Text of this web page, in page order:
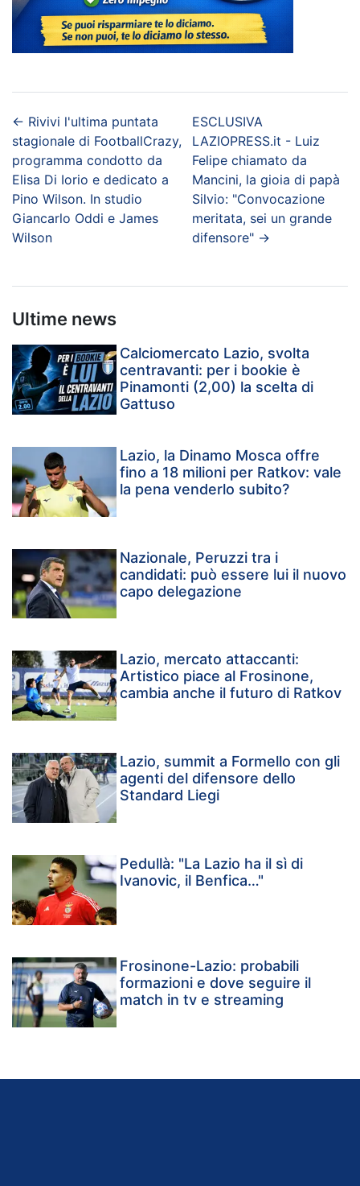
← Rivivi l'ultima puntata
stagionale di FootballCrazy,
programma condotto da
Elisa Di Iorio e dedicato a
Pino Wilson. In studio
Giancarlo Oddi e James
Wilson
ESCLUSIVA
LAZIOPRESS.it - Luiz
Felipe chiamato da
Mancini, la gioia di papà
Silvio: "Convocazione
meritata, sei un grande
difensore"→
Ultime news
Calciomercato Lazio, svolta
centravanti: per i bookie è
Pinamonti (2,00) la scelta di
Gattuso
Lazio, la Dinamo Mosca offre
fino a 18 milioni per Ratkov: vale
la pena venderlo subito?
Nazionale, Peruzzi tra i
candidati: può essere lui il nuovo
capo delegazione
Lazio, mercato attaccanti:
Artistico piace al Frosinone,
cambia anche il futuro di Ratkov
Lazio, summit a Formello con gli
agenti del difensore dello
Standard Liegi
Pedullà: "La Lazio ha il sì di
Ivanovic, il Benfica…"
Frosinone-Lazio: probabili
formazioni e dove seguire il
match in tv e streaming